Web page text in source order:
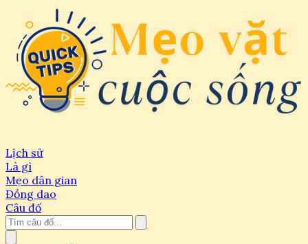
Lịch sử
Là gì
Mẹo dân gian
Đồng dao
Câu đố